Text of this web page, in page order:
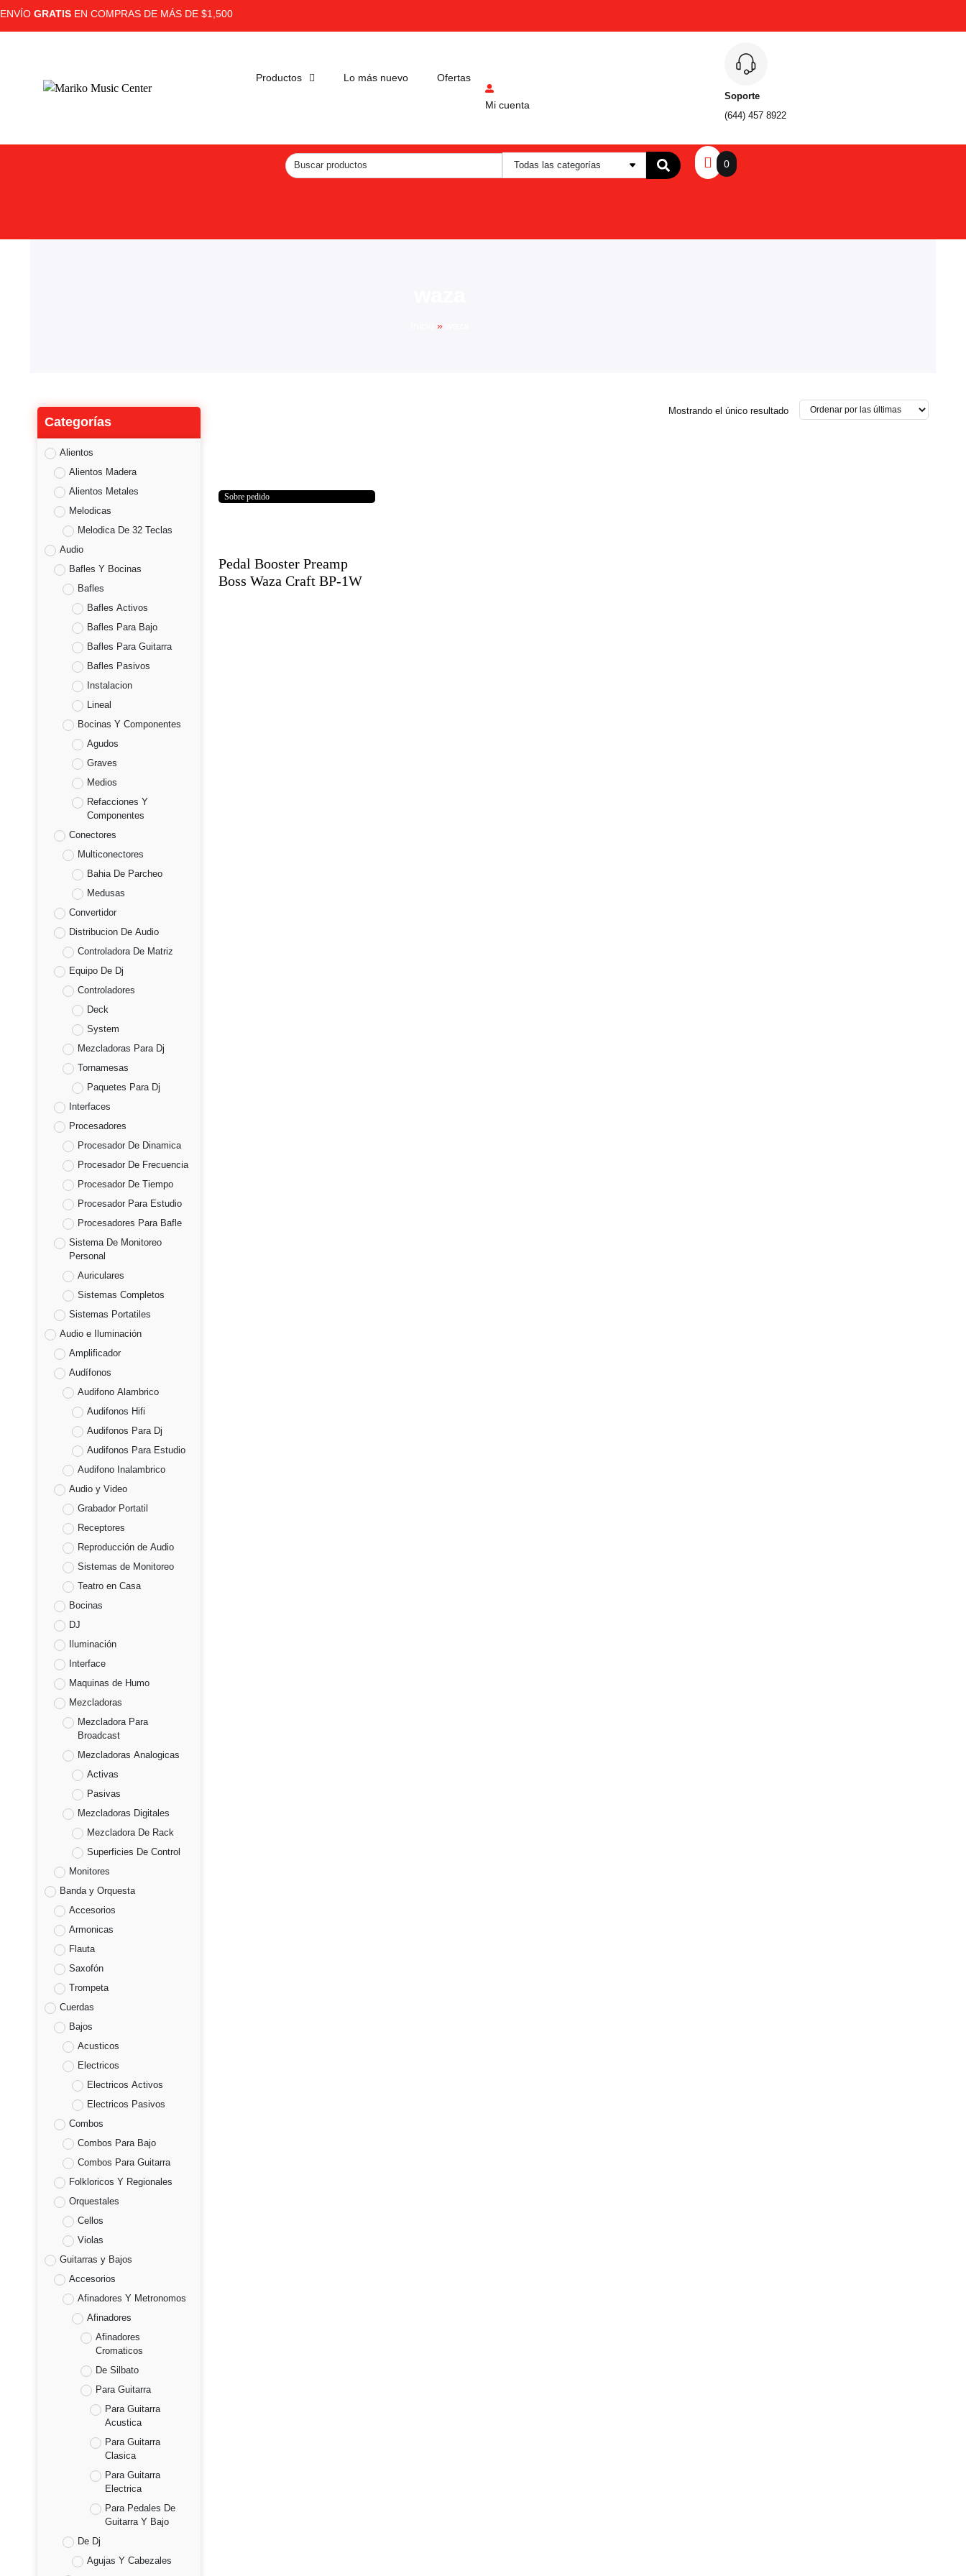
ENVÍO GRATIS EN COMPRAS DE MÁS DE $1,500
Productos Lo más nuevo Ofertas
Mi cuenta
Soporte
(644) 457 8922
0
»
Categorías
Alientos
Alientos Madera
Alientos Metales
Melodicas
Melodica De 32 Teclas
Audio
Bafles Y Bocinas
Bafles
Bafles Activos
Bafles Para Bajo
Bafles Para Guitarra
Bafles Pasivos
Instalacion
Lineal
Bocinas Y Componentes
Agudos
Graves
Medios
Refacciones Y
Componentes
Conectores
Multiconectores
Bahia De Parcheo
Medusas
Convertidor
Distribucion De Audio
Controladora De Matriz
Equipo De Dj
Controladores
Deck
System
Mezcladoras Para Dj
Tornamesas
Paquetes Para Dj
Interfaces
Procesadores
Procesador De Dinamica
Procesador De Frecuencia
Procesador De Tiempo
Procesador Para Estudio
Procesadores Para Bafle
Sistema De Monitoreo
Personal
Auriculares
Sistemas Completos
Sistemas Portatiles
Audio e Iluminación
Amplificador
Audífonos
Audifono Alambrico
Audifonos Hifi
Audifonos Para Dj
Audifonos Para Estudio
Audifono Inalambrico
Audio y Video
Grabador Portatil
Receptores
Reproducción de Audio
Sistemas de Monitoreo
Teatro en Casa
Bocinas
DJ
Iluminación
Interface
Maquinas de Humo
Mezcladoras
Mezcladora Para
Broadcast
Mezcladoras Analogicas
Activas
Pasivas
Mezcladoras Digitales
Mezcladora De Rack
Superficies De Control
Monitores
Banda y Orquesta
Accesorios
Armonicas
Flauta
Saxofón
Trompeta
Cuerdas
Bajos
Acusticos
Electricos
Electricos Activos
Electricos Pasivos
Combos
Combos Para Bajo
Combos Para Guitarra
Folkloricos Y Regionales
Orquestales
Cellos
Violas
Guitarras y Bajos
Accesorios
Afinadores Y Metronomos
Afinadores
Afinadores
Cromaticos
De Silbato
Para Guitarra
Para Guitarra
Acustica
Para Guitarra
Clasica
Para Guitarra
Electrica
Para Pedales De
Guitarra Y Bajo
De Dj
Agujas Y Cabezales
Mostrando el único resultado
Sobre pedido
Pedal Booster Preamp
Boss Waza Craft BP-1W